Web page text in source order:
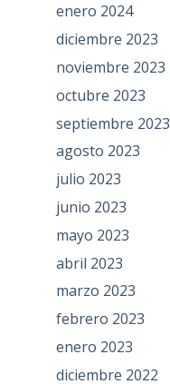
enero 2024
diciembre 2023
noviembre 2023
octubre 2023
septiembre 2023
agosto 2023
julio 2023
junio 2023
mayo 2023
abril 2023
marzo 2023
febrero 2023
enero 2023
diciembre 2022